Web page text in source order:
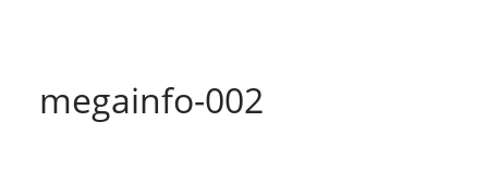
megainfo-002